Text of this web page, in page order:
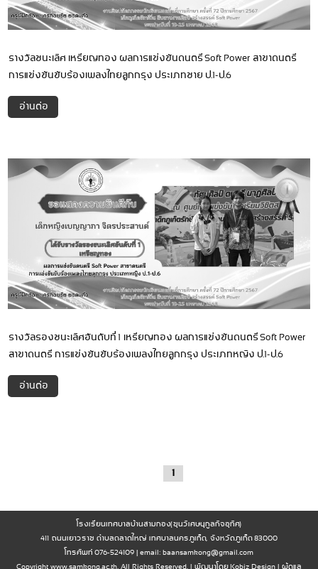
รางวัลชนะเลิศ เหรียญทอง ผลการแข่งขันดนตรี Soft Power สาขาดนตรี
การแข่งขันขับร้องเพลงไทยลูกกรุง ประเภทชาย ป.1-ป.6
อ่านต่อ
รางวัลรองชนะเลิศอันดับที่ 1 เหรียญทอง ผลการแข่งขันดนตรี Soft Power
สาขาดนตรี การแข่งขันขับร้องเพลงไทยลูกกรุง ประเภทหญิง ป.1-ป.6
อ่านต่อ
1
โรงเรียนเทศบาลบ้านสามกอง(ขุนวิเศษนุกูลกิจอุทิศ)
411 ถนนเยาวราช ตำบลตลาดใหญ่ เทศบาลนครภูเก็ต, จังหวัดภูเก็ต 83000
โทรศัพท์ 076-524109 | email:baansamkong@gmail.com